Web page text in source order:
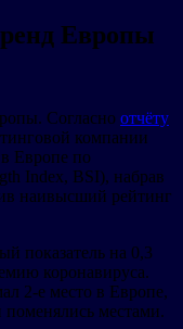
Европы
Согласно отчёту
компании
Европе по
Index, BSI), набрав
наивысший рейтинг
показатель на 0,3
коронавируса.
2-е место в Европе,
поменялись местами.